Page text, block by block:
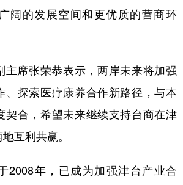
阔的发展空间和更优质的营商环
席张荣恭表示，两岸未来将加强
、探索医疗康养合作新路径，与本
契合，希望未来继续支持台商在津
互利共赢。
年，已成为加强津台产业合